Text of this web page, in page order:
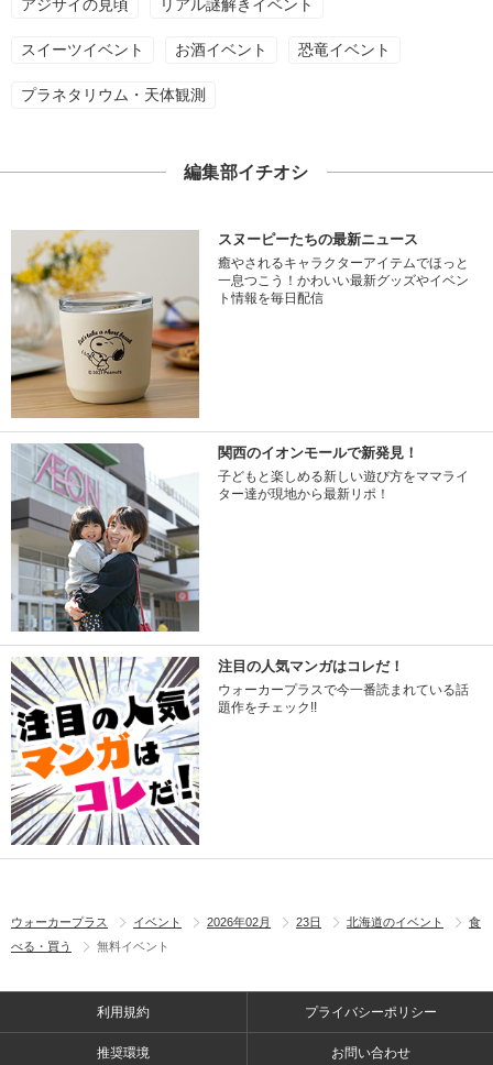
アジサイの見頃 リアル謎解きイベント
スイーツイベント お酒イベント 恐竜イベント
プラネタリウム・天体観測
編集部イチオシ
スヌーピーたちの最新ニュース
癒やされるキャラクターアイテムでほっと
一息つこう！かわいい最新グッズやイベン
ト情報を毎日配信
関西のイオンモールで新発見！
子どもと楽しめる新しい遊び方をママライ
ター達が現地から最新リポ！
注目の人気マンガはコレだ！
ウォーカープラスで今一番読まれている話
題作をチェック!!
ウォーカープラス イベント 2026年02月 23日 北海道のイベント
食
べる・買う
無料イベント
利用規約 プライバシーポリシー
推奨環境 お問い合わせ